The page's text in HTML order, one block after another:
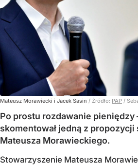
Mateusz Morawiecki i Jacek Sasin / Źródło: PAP /
Po prostu rozdawanie pieniędzy
skomentował jedną z
Mateusza Morawieckiego.
Stowarzyszenie Mateusza